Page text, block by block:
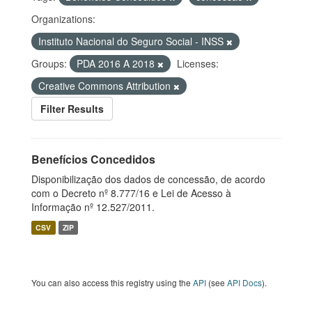
Organizations:
Instituto Nacional do Seguro Social - INSS
Groups:
PDA 2016 A 2018
Licenses:
Creative Commons Attribution
Filter Results
Benefícios Concedidos
Disponibilização dos dados de concessão, de acordo
com o Decreto nº 8.777/16 e Lei de Acesso à
Informação nº 12.527/2011.
CSV ZIP
You can also access this registry using the API (see API Docs).